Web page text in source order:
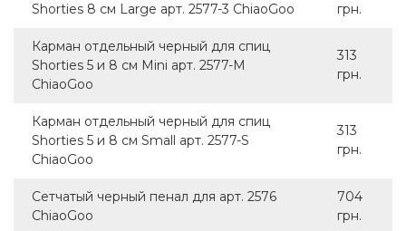
Shorties 8 см Large арт. 2577-3 ChiaoGoo
грн.
Карман отдельный черный для спиц
Shorties 5 и 8 см Mini арт. 2577-M
ChiaoGoo
313
грн.
Карман отдельный черный для спиц
Shorties 5 и 8 см Small арт. 2577-S
ChiaoGoo
313
грн.
Сетчатый черный пенал для арт. 2576
ChiaoGoo
704
грн.